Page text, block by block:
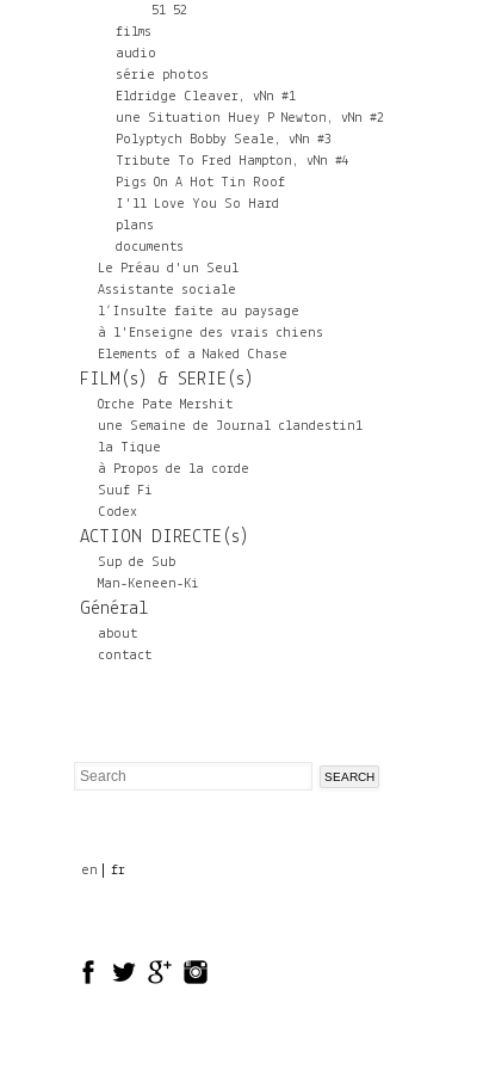
51 52
films
audio
série photos
Eldridge Cleaver, vNn #1
une Situation Huey P Newton, vNn #2
Polyptych Bobby Seale, vNn #3
Tribute To Fred Hampton, vNn #4
Pigs On A Hot Tin Roof
I'll Love You So Hard
plans
documents
Le Préau d'un Seul
Assistante sociale
l’Insulte faite au paysage
à l'Enseigne des vrais chiens
Elements of a Naked Chase
FILM(s) & SERIE(s)
Orche Pate Mershit
une Semaine de Journal clandestin1
la Tique
à Propos de la corde
Suuf Fi
Codex
ACTION DIRECTE(s)
Sup de Sub
Man-Keneen-Ki
Général
about
contact
Search
en fr